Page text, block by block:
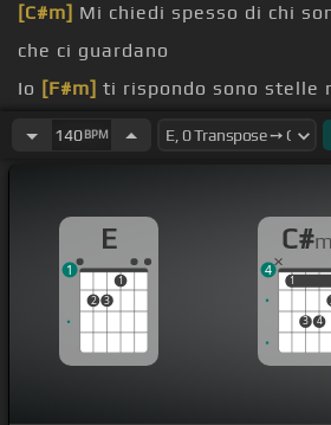
[C#m] Mi chiedi spesso di chi
che ci guardano
Io [F#m] ti rispondo sono stelle
[G#]credi neanche un po'
Andiamo[C#m]
dritti fino al
Dove tutto è in
ombra di un
140BPM
E
2 3
1
1
C#m
1
3 4
1
4